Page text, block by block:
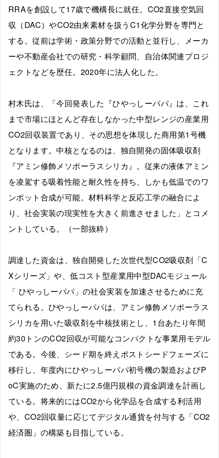
RRAを創設して17歳で機構長に就任。CO2直接空気回
収（DAC）やCO2由来素材を扱うC1化学分野を専門と
する。従前は学術・政策分野での活動と並行し、メーカ
ーや不動産会社での研究・科学顧問、自治体関連プロジ
ェクトなどを歴任。2020年に法人化した。
村木氏は、「今回発表した『ひやっしーパパ』は、これ
まで市場にほとんど存在しなかった中型レンジの産業用
CO2回収装置であり、その思想を体現した商用第1号機
となります。中核となるのは、独自開発の固体吸収剤
『アミン修飾メソポーラスシリカ』。従来の液体アミン
を凌駕する吸着性能と耐久性を持ち、しかも低温でのワ
ンポット合成が可能。材料科学と反応工学の融合によ
り、社会実装の現実性を大きく前進させました」とコメ
ントしている。（一部抜粋）
調達した資金は、独自開発した次世代型CO2吸収剤「C
Xシリーズ」や、低コスト型産業用中型DACモジュール
「 ひやっしーパパ」の社会実装を加速させるために充
てられる。ひやっしーパパは、アミン修飾メソポーラス
シリカを用いた吸収剤を中核技術とし、1台あたり年間
約30トンのCO2回収が可能なコンパクトな事業用モデル
である。今後、シード期を終えポストシードフェーズに
移行し、年度内にひやっしーパパ初号機の製造およびP
oC実施のため、新たに2.5億円規模の資金調達を計画し
ている。将来的にはCO2から化学品を合成する利活用
や、CO2回収量に応じてデジタル通貨を付与する「CO2
経済圏」の構築も目指している。